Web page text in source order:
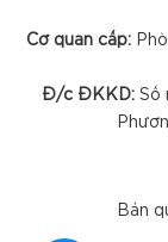
Cơ quan cấp:
Đ/c ĐKKD: Số
Bản